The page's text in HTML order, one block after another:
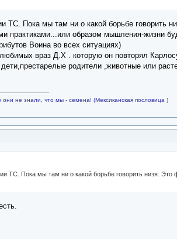
ТС. Пока мы там ни о какой борьбе говорить
практиками...или образом мышления-жизни
Воина во всех ситуациях)
враз Д.Х . которую он повторял
дети,престарелые родители ,животные или
не знали, что мы - семена! (Мексиканская пословица )
ТС. Пока мы там ни о какой борьбе говорить низя.